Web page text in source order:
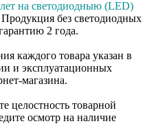
на светодиодныю (LED)
Продукция без светодиодных
2 года.
каждого товара указан в
и эксплуатационных
магазина.
целостность товарной
осмотр на наличие